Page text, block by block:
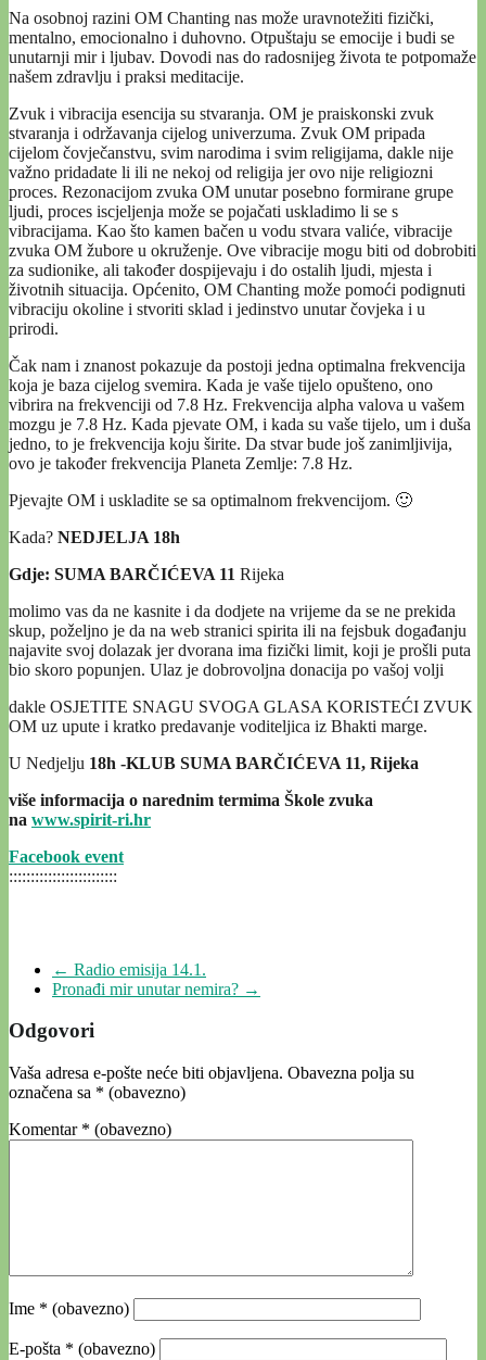
Na osobnoj razini OM Chanting nas može uravnotežiti fizički,
mentalno, emocionalno i duhovno. Otpuštaju se emocije i budi se
unutarnji mir i ljubav. Dovodi nas do radosnijeg života te potpomaže
našem zdravlju i praksi meditacije.
Zvuk i vibracija esencija su stvaranja. OM je praiskonski zvuk
stvaranja i održavanja cijelog univerzuma. Zvuk OM pripada
cijelom čovječanstvu, svim narodima i svim religijama, dakle nije
važno pridadate li ili ne nekoj od religija jer ovo nije religiozni
proces. Rezonacijom zvuka OM unutar posebno formirane grupe
ljudi, proces iscjeljenja može se pojačati uskladimo li se s
vibracijama. Kao što kamen bačen u vodu stvara valiće, vibracije
zvuka OM žubore u okruženje. Ove vibracije mogu biti od dobrobiti
za sudionike, ali također dospijevaju i do ostalih ljudi, mjesta i
životnih situacija. Općenito, OM Chanting može pomoći podignuti
vibraciju okoline i stvoriti sklad i jedinstvo unutar čovjeka i u
prirodi.
Čak nam i znanost pokazuje da postoji jedna optimalna frekvencija
koja je baza cijelog svemira. Kada je vaše tijelo opušteno, ono
vibrira na frekvenciji od 7.8 Hz. Frekvencija alpha valova u vašem
mozgu je 7.8 Hz. Kada pjevate OM, i kada su vaše tijelo, um i duša
jedno, to je frekvencija koju širite. Da stvar bude još zanimljivija,
ovo je također frekvencija Planeta Zemlje: 7.8 Hz.
Pjevajte OM i uskladite se sa optimalnom frekvencijom. 🙂
Kada? NEDJELJA 18h
Gdje: SUMA BARČIĆEVA 11 Rijeka
molimo vas da ne kasnite i da dodjete na vrijeme da se ne prekida
skup, poželjno je da na web stranici spirita ili na fejsbuk događanju
najavite svoj dolazak jer dvorana ima fizički limit, koji je prošli puta
bio skoro popunjen. Ulaz je dobrovoljna donacija po vašoj volji
dakle OSJETITE SNAGU SVOGA GLASA KORISTEĆI ZVUK
OM uz upute i kratko predavanje voditeljica iz Bhakti marge.
U Nedjelju 18h -KLUB SUMA BARČIĆEVA 11, Rijeka
više informacija o narednim termima Škole zvuka
na www.spirit-ri.hr
Facebook event
:::::::::::::::::::::::::
← Radio emisija 14.1.
Pronađi mir unutar nemira? →
Odgovori
Vaša adresa e-pošte neće biti objavljena. Obavezna polja su
označena sa * (obavezno)
Komentar * (obavezno)
Ime * (obavezno)
E-pošta * (obavezno)